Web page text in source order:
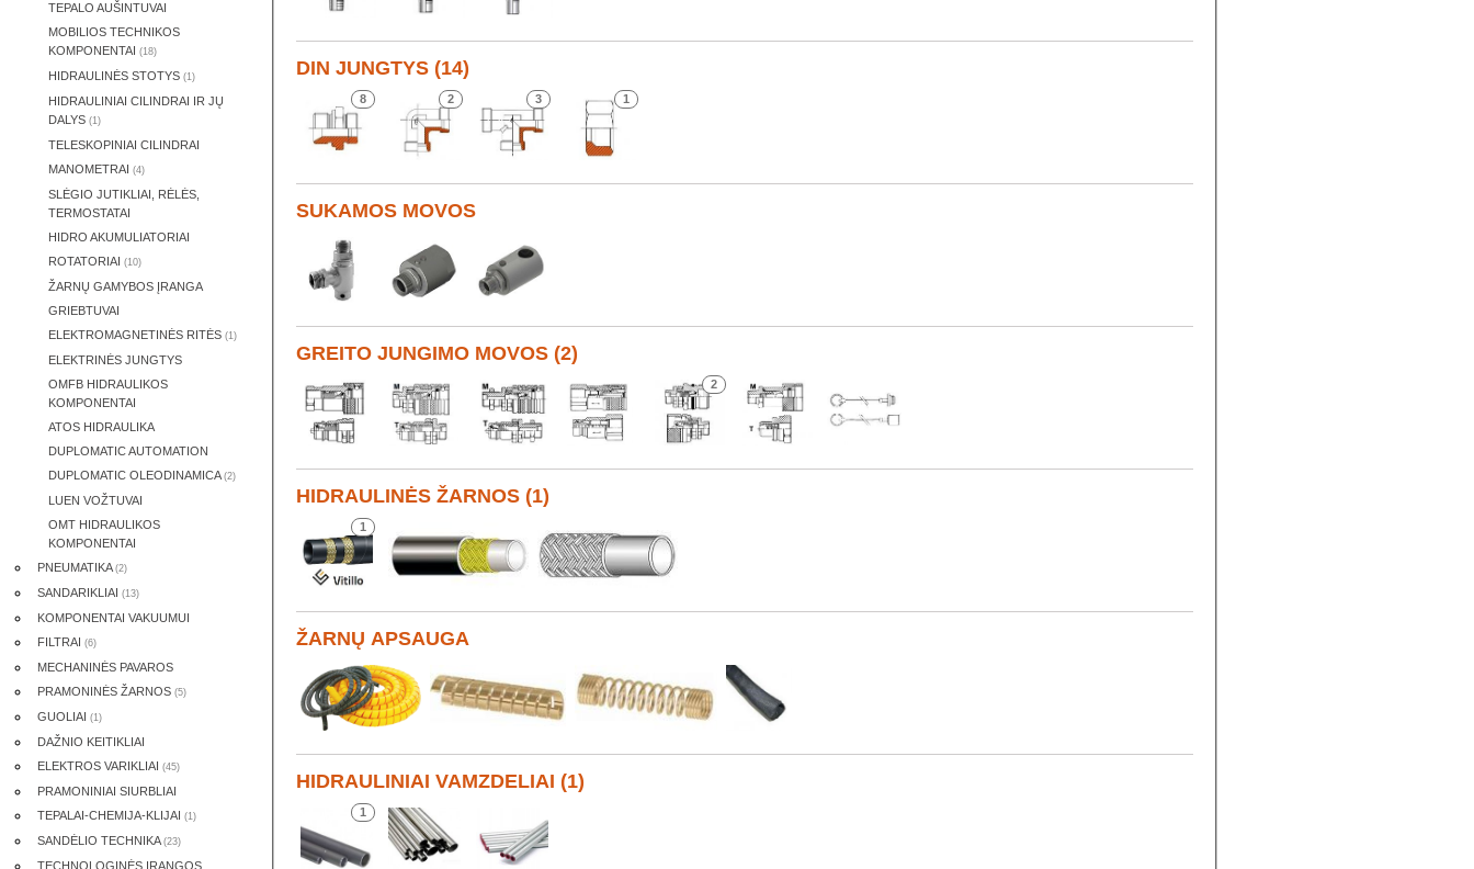
DIN JUNGTYS (14)
8 2 3 1
SUKAMOS MOVOS
GREITO JUNGIMO MOVOS (2)
2
HIDRAULINĖS ŽARNOS (1)
1
ŽARNŲ APSAUGA
HIDRAULINIAI VAMZDELIAI (1)
1
TEPALO AUŠINTUVAI
MOBILIOS TECHNIKOS
KOMPONENTAI (18)
HIDRAULINĖS STOTYS (1)
HIDRAULINIAI CILINDRAI IR JŲ
DALYS (1)
TELESKOPINIAI CILINDRAI
MANOMETRAI (4)
SLĖGIO JUTIKLIAI, RĖLĖS,
TERMOSTATAI
HIDRO AKUMULIATORIAI
ROTATORIAI (10)
ŽARNŲ GAMYBOS ĮRANGA
GRIEBTUVAI
ELEKTROMAGNETINĖS RITĖS (1)
ELEKTRINĖS JUNGTYS
OMFB HIDRAULIKOS
KOMPONENTAI
ATOS HIDRAULIKA
DUPLOMATIC AUTOMATION
DUPLOMATIC OLEODINAMICA (2)
LUEN VOŽTUVAI
OMT HIDRAULIKOS
KOMPONENTAI
PNEUMATIKA (2)
SANDARIKLIAI (13)
KOMPONENTAI VAKUUMUI
FILTRAI (6)
MECHANINĖS PAVAROS
PRAMONINĖS ŽARNOS (5)
GUOLIAI (1)
DAŽNIO KEITIKLIAI
ELEKTROS VARIKLIAI (45)
PRAMONINIAI SIURBLIAI
TEPALAI-CHEMIJA-KLIJAI (1)
SANDĖLIO TECHNIKA (23)
TECHNOLOGINĖS ĮRANGOS